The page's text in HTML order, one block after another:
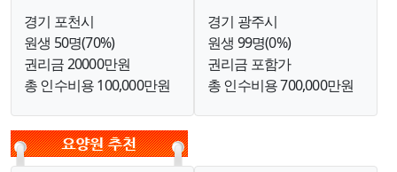
경기 포천시
원생 50명(70%)
권리금 20000만원
총 인수비용 100,000만원
경기 광주시
원생 99명(0%)
권리금 포함가
총 인수비용 700,000만원